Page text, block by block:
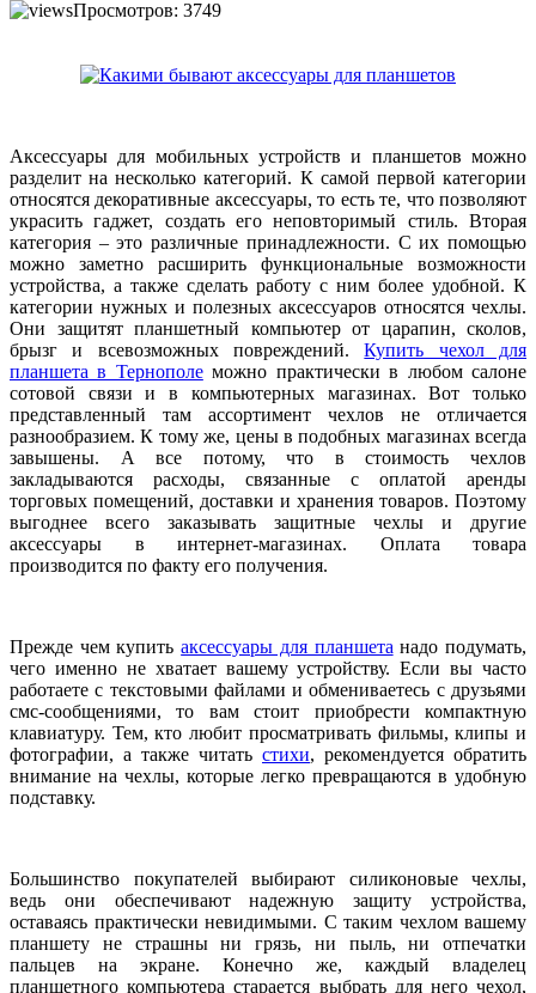
Просмотров: 3749
Аксессуары для мобильных устройств и планшетов можно
разделит на несколько категорий. К самой первой категории
относятся декоративные аксессуары, то есть те, что позволяют
украсить гаджет, создать его неповторимый стиль. Вторая
категория – это различные принадлежности. С их помощью
можно заметно расширить функциональные возможности
устройства, а также сделать работу с ним более удобной. К
категории нужных и полезных аксессуаров относятся чехлы.
Они защитят планшетный компьютер от царапин, сколов,
брызг и всевозможных повреждений.Купить чехол для
планшета в Тернополеможно практически в любом салоне
сотовой связи и в компьютерных магазинах. Вот только
представленный там ассортимент чехлов не отличается
разнообразием. К тому же, цены в подобных магазинах всегда
завышены. А все потому, что в стоимость чехлов
закладываются расходы, связанные с оплатой аренды
торговых помещений, доставки и хранения товаров. Поэтому
выгоднее всего заказывать защитные чехлы и другие
аксессуары в интернет-магазинах. Оплата товара
производится по факту его получения.
Прежде чем купитьаксессуары для планшета надо подумать,
чего именно не хватает вашему устройству. Если вы часто
работаете с текстовыми файлами и обмениваетесь с друзьями
смс-сообщениями, то вам стоит приобрести компактную
клавиатуру. Тем, кто любит просматривать фильмы, клипы и
фотографии, а также читать стихи, рекомендуется обратить
внимание на чехлы, которые легко превращаются в удобную
подставку.
Большинство покупателей выбирают силиконовые чехлы,
ведь они обеспечивают надежную защиту устройства,
оставаясь практически невидимыми. С таким чехлом вашему
планшету не страшны ни грязь, ни пыль, ни отпечатки
пальцев на экране. Конечно же, каждый владелец
планшетного компьютера старается выбрать для него чехол,